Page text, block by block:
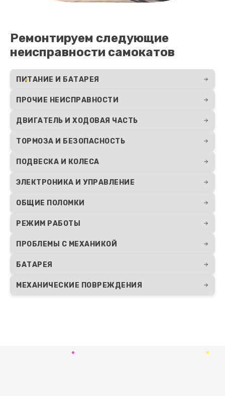
Ремонтируем следующие
неисправности самокатов
ПИТАНИЕ И БАТАРЕЯ
ПРОЧИЕ НЕИСПРАВНОСТИ
ДВИГАТЕЛЬ И ХОДОВАЯ ЧАСТЬ
ТОРМОЗА И БЕЗОПАСНОСТЬ
ПОДВЕСКА И КОЛЕСА
ЭЛЕКТРОНИКА И УПРАВЛЕНИЕ
ОБЩИЕ ПОЛОМКИ
РЕЖИМ РАБОТЫ
ПРОБЛЕМЫ С МЕХАНИКОЙ
БАТАРЕЯ
МЕХАНИЧЕСКИЕ ПОВРЕЖДЕНИЯ